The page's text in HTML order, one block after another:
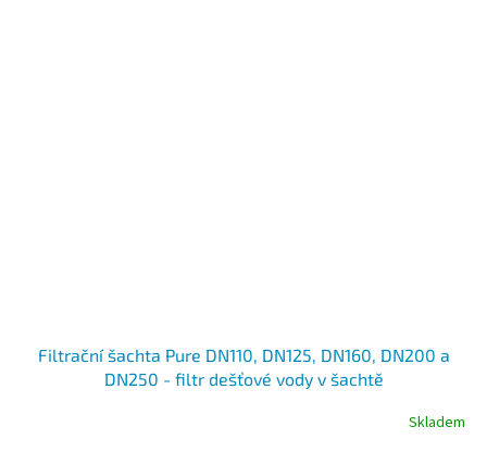
Filtrační šachta Pure DN110, DN125, DN160, DN200 a
DN250 - filtr dešťové vody v šachtě
Skladem